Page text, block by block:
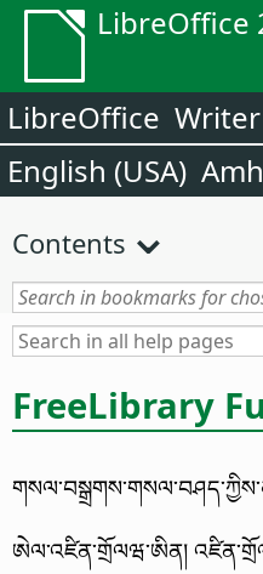
LibreOffice
LibreOffice Writer
English (USA)
Contents
FreeLibrary
ཨེལ་འཛིན་གྲོལཝ་ཨིན།